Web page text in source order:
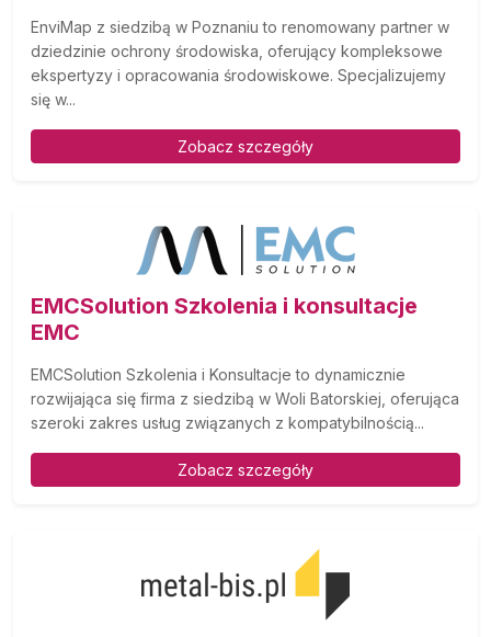
EnviMap z siedzibą w Poznaniu to renomowany partner w
dziedzinie ochrony środowiska, oferujący kompleksowe
ekspertyzy i opracowania środowiskowe. Specjalizujemy
się w...
Zobacz szczegóły
EMCSolution Szkolenia i konsultacje
EMC
EMCSolution Szkolenia i Konsultacje to dynamicznie
rozwijająca się firma z siedzibą w Woli Batorskiej, oferująca
szeroki zakres usług związanych z kompatybilnością...
Zobacz szczegóły